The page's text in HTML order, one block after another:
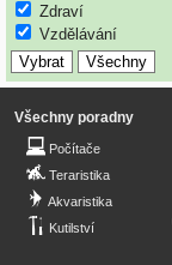
Zdraví
Vzdělávání
Všechny poradny
Počítače
Teraristika
Akvaristika
Kutilství